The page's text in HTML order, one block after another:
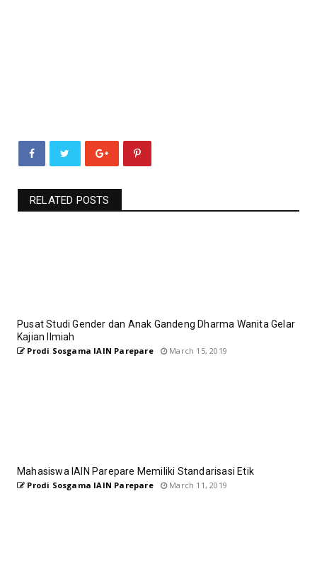
RELATED POSTS
Pusat Studi Gender dan Anak Gandeng Dharma Wanita Gelar
Kajian Ilmiah
Prodi Sosgama IAIN Parepare March 15, 2019
Mahasiswa IAIN Parepare Memiliki Standarisasi Etik
Prodi Sosgama IAIN Parepare March 11, 2019